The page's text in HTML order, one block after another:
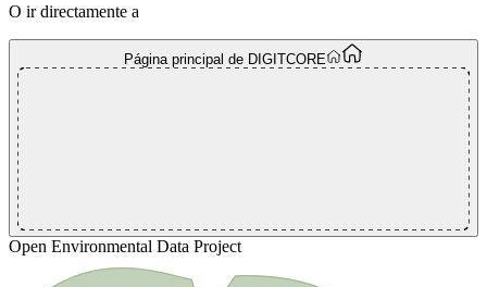
O ir directamente a
Página principal de DIGITCORE
Open Environmental Data Project